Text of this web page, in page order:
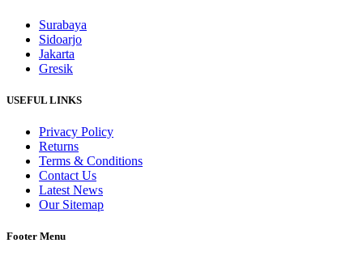
Surabaya
Sidoarjo
Jakarta
Gresik
USEFUL LINKS
Privacy Policy
Returns
Terms & Conditions
Contact Us
Latest News
Our Sitemap
Footer Menu